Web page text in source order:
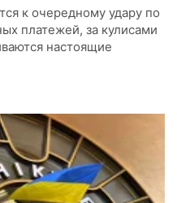
к очередному удару по
платежей, за кулисами
настоящие